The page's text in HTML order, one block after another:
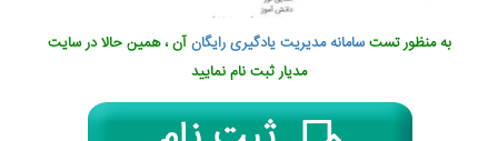
به منظور تستسامانه مدیریت یادگیری رایگان آن ، همین حالا در سایت
مدیار ثبت نام نمایید